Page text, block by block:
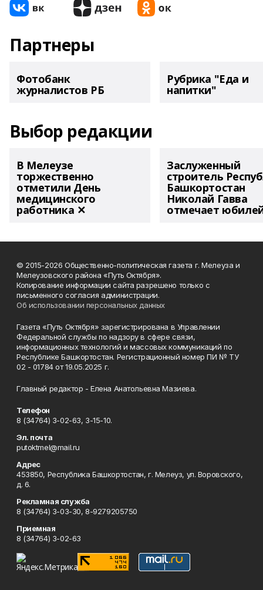
Партнеры
Фотобанк
журналистов РБ
Рубрика "Еда и
напитки"
Выбор редакции
В Мелеузе
торжественно
отметили День
медицинского
работника ✕
Заслуженный
строитель
Башкортостан
Николай Гавва
отмечает
© 2015-2026 Общественно-политическая газета г. Мелеуза и
Мелеузовского района «Путь Октября».
Копирование информации сайта разрешено только с
письменного согласия администрации.
Об использовании персональных данных
Газета «Путь Октября» зарегистрирована в Управлении
Федеральной службы по надзору в сфере связи,
информационных технологий и массовых коммуникаций по
Республике Башкортостан. Регистрационный номер ПИ № ТУ
02 - 01784 от 19.05.2025 г.
Главный редактор - Елена Анатольевна Мазиева.
Телефон
8 (34764) 3-02-63, 3-15-10.
Эл. почта
putoktmel@mail.ru
Адрес
453850, Республика Башкортостан, г. Мелеуз, ул. Воровского,
д. 6.
Рекламная служба
8 (34764) 3-03-30, 8-9279205750
Приемная
8 (34764) 3-02-63